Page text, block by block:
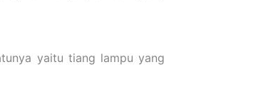
yaitu tiang lampu yang